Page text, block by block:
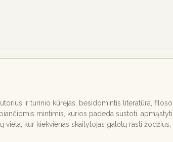
ir turinio kūrėjas, besidomintis literatūra,
mintimis, kurios padeda sustoti,
vieta, kur kiekvienas skaitytojas galėtų rasti